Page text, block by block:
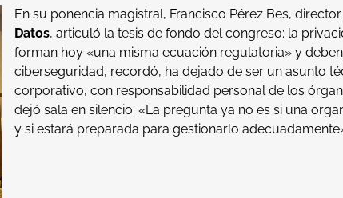
En su ponencia magistral, Francisco Pérez Bes,
Datos, articuló la tesis de fondo del congreso: la
forman hoy «una misma ecuación regulatoria» y
ciberseguridad, recordó, ha dejado de ser un asunto
corporativo, con responsabilidad personal de los
dejó sala en silencio: «La pregunta ya no es si una
y si estará preparada para gestionarlo